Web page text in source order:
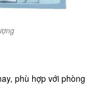
phù hợp với phòng